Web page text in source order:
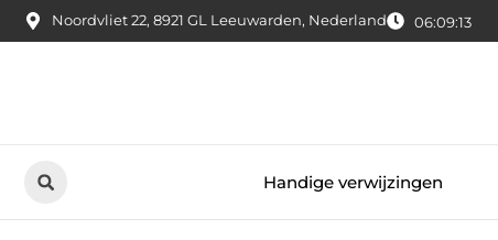
Noordvliet 22, 8921 GL Leeuwarden, Nederland 06:09:14
Handige verwijzingen